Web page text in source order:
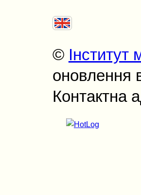
© Інститут
оновлення
Контактна